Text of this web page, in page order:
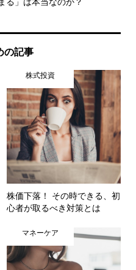
の記事
株式投資
株価下落！ その時できる、初
心者が取るべき対策とは
マネーケア